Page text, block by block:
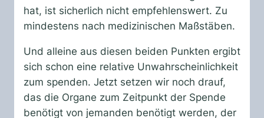
hat, ist sicherlich nicht empfehlenswert. Zu
mindestens nach medizinischen Maßstäben.
Und alleine aus diesen beiden Punkten ergibt
sich schon eine relative Unwahrscheinlichkeit
zum spenden. Jetzt setzen wir noch drauf,
das die Organe zum Zeitpunkt der Spende
benötigt von jemanden benötigt werden, der